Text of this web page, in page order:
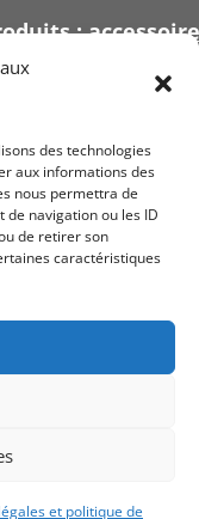
des technologies
aux informations des
nous permettra de
navigation ou les ID
de retirer son
caractéristiques
et politique de
:
Voir nos
Mentions